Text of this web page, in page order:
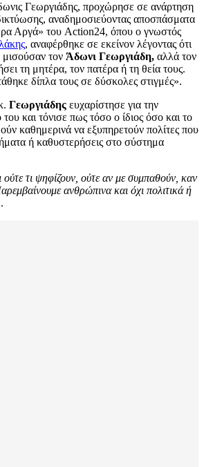
Γεωργιάδης, προχώρησε σε ανάρτηση
αναδημοσιεύοντας αποσπάσματα
Αργά» του Action24, όπου ο γνωστός
, αναφέρθηκε σε εκείνον λέγοντας ότι
τον Άδωνι Γεωργιάδη, αλλά τον
τη μητέρα, τον πατέρα ή τη θεία τους.
δίπλα τους σε δύσκολες στιγμές».
Γεωργιάδης ευχαρίστησε για την
και τόνισε πως τόσο ο ίδιος όσο και το
καθημερινά να εξυπηρετούν πολίτες που
ή καθυστερήσεις στο σύστημα
τι ψηφίζουν, ούτε αν με συμπαθούν, καν
ανθρώπινα και όχι πολιτικά ή